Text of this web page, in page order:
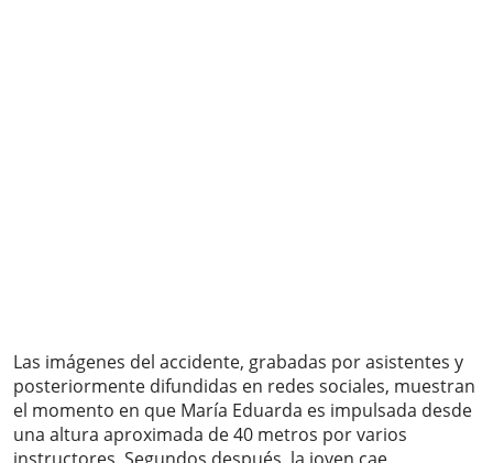
Las imágenes del accidente, grabadas por asistentes y
posteriormente difundidas en redes sociales, muestran
el momento en que María Eduarda es impulsada desde
una altura aproximada de 40 metros por varios